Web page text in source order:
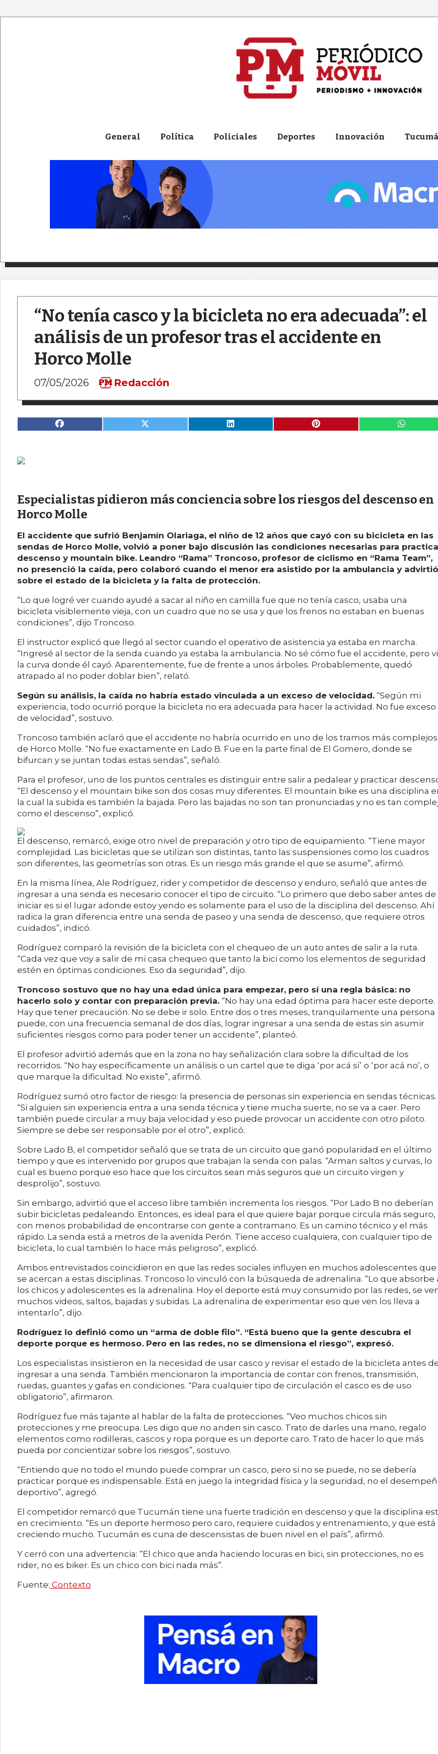
General Política Policiales Deportes Innovación
“No tenía casco y la bicicleta no era adecuada”: el
análisis de un profesor tras el accidente en
Horco Molle
07/05/2026 Redacción
Especialistas pidieron más conciencia sobre los riesgos del descenso en
Horco Molle
El accidente que sufrió Benjamín Olariaga, el niño de 12 años que cayó con su bicicleta en las
sendas de Horco Molle, volvió a poner bajo discusión las condiciones necesarias para
descenso y mountain bike. Leandro “Rama” Troncoso, profesor de ciclismo en “Rama Team”,
no presenció la caída, pero colaboró cuando el menor era asistido por la ambulancia y advirtió
sobre el estado de la bicicleta y la falta de protección.
“Lo que logré ver cuando ayudé a sacar al niño en camilla fue que no tenía casco, usaba una
bicicleta visiblemente vieja, con un cuadro que no se usa y que los frenos no estaban en buenas
condiciones”, dijo Troncoso.
El instructor explicó que llegó al sector cuando el operativo de asistencia ya estaba en marcha.
“Ingresé al sector de la senda cuando ya estaba la ambulancia. No sé cómo fue el accidente, pero vi
la curva donde él cayó. Aparentemente, fue de frente a unos árboles. Probablemente, quedó
atrapado al no poder doblar bien”, relató.
Según su análisis, la caída no habría estado vinculada a un exceso de velocidad. “Según mi
experiencia, todo ocurrió porque la bicicleta no era adecuada para hacer la actividad. No fue exceso
de velocidad”, sostuvo.
Troncoso también aclaró que el accidente no habría ocurrido en uno de los tramos más complejos
de Horco Molle. “No fue exactamente en Lado B. Fue en la parte final de El Gomero, donde se
bifurcan y se juntan todas estas sendas”, señaló.
Para el profesor, uno de los puntos centrales es distinguir entre salir a pedalear y practicar
“El descenso y el mountain bike son dos cosas muy diferentes. El mountain bike es una disciplina
la cual la subida es también la bajada. Pero las bajadas no son tan pronunciadas y no es tan
como el descenso”, explicó.
El descenso, remarcó, exige otro nivel de preparación y otro tipo de equipamiento. “Tiene mayor
complejidad. Las bicicletas que se utilizan son distintas, tanto las suspensiones como los cuadros
son diferentes, las geometrías son otras. Es un riesgo más grande el que se asume”, afirmó.
En la misma línea, Ale Rodríguez, rider y competidor de descenso y enduro, señaló que antes de
ingresar a una senda es necesario conocer el tipo de circuito. “Lo primero que debo saber antes de
iniciar es si el lugar adonde estoy yendo es solamente para el uso de la disciplina del descenso. Ahí
radica la gran diferencia entre una senda de paseo y una senda de descenso, que requiere otros
cuidados”, indicó.
Rodríguez comparó la revisión de la bicicleta con el chequeo de un auto antes de salir a la ruta.
“Cada vez que voy a salir de mi casa chequeo que tanto la bici como los elementos de seguridad
estén en óptimas condiciones. Eso da seguridad”, dijo.
Troncoso sostuvo que no hay una edad única para empezar, pero sí una regla básica: no
hacerlo solo y contar con preparación previa. “No hay una edad óptima para hacer este deporte.
Hay que tener precaución. No se debe ir solo. Entre dos o tres meses, tranquilamente una persona
puede, con una frecuencia semanal de dos días, lograr ingresar a una senda de estas sin asumir
suficientes riesgos como para poder tener un accidente”, planteó.
El profesor advirtió además que en la zona no hay señalización clara sobre la dificultad de los
recorridos. “No hay específicamente un análisis o un cartel que te diga ‘por acá sí’ o ‘por acá no’, o
que marque la dificultad. No existe”, afirmó.
Rodríguez sumó otro factor de riesgo: la presencia de personas sin experiencia en sendas técnicas.
“Si alguien sin experiencia entra a una senda técnica y tiene mucha suerte, no se va a caer. Pero
también puede circular a muy baja velocidad y eso puede provocar un accidente con otro piloto.
Siempre se debe ser responsable por el otro”, explicó.
Sobre Lado B, el competidor señaló que se trata de un circuito que ganó popularidad en el último
tiempo y que es intervenido por grupos que trabajan la senda con palas. “Arman saltos y curvas, lo
cual es bueno porque eso hace que los circuitos sean más seguros que un circuito virgen y
desprolijo”, sostuvo.
Sin embargo, advirtió que el acceso libre también incrementa los riesgos. “Por Lado B no deberían
subir bicicletas pedaleando. Entonces, es ideal para el que quiere bajar porque circula más seguro,
con menos probabilidad de encontrarse con gente a contramano. Es un camino técnico y el más
rápido. La senda está a metros de la avenida Perón. Tiene acceso cualquiera, con cualquier tipo de
bicicleta, lo cual también lo hace más peligroso”, explicó.
Ambos entrevistados coincidieron en que las redes sociales influyen en muchos adolescentes que
se acercan a estas disciplinas. Troncoso lo vinculó con la búsqueda de adrenalina. “Lo que absorbe
los chicos y adolescentes es la adrenalina. Hoy el deporte está muy consumido por las redes, se
muchos videos, saltos, bajadas y subidas. La adrenalina de experimentar eso que ven los lleva a
intentarlo”, dijo.
Rodríguez lo definió como un “arma de doble filo”. “Está bueno que la gente descubra el
deporte porque es hermoso. Pero en las redes, no se dimensiona el riesgo”, expresó.
Los especialistas insistieron en la necesidad de usar casco y revisar el estado de la bicicleta antes
ingresar a una senda. También mencionaron la importancia de contar con frenos, transmisión,
ruedas, guantes y gafas en condiciones. “Para cualquier tipo de circulación el casco es de uso
obligatorio”, afirmaron.
Rodríguez fue más tajante al hablar de la falta de protecciones. “Veo muchos chicos sin
protecciones y me preocupa. Les digo que no anden sin casco. Trato de darles una mano, regalo
elementos como rodilleras, cascos y ropa porque es un deporte caro. Trato de hacer lo que más
pueda por concientizar sobre los riesgos”, sostuvo.
“Entiendo que no todo el mundo puede comprar un casco, pero si no se puede, no se debería
practicar porque es indispensable. Está en juego la integridad física y la seguridad, no el
deportivo”, agregó.
El competidor remarcó que Tucumán tiene una fuerte tradición en descenso y que la disciplina
en crecimiento. “Es un deporte hermoso pero caro, requiere cuidados y entrenamiento, y que está
creciendo mucho. Tucumán es cuna de descensistas de buen nivel en el país”, afirmó.
Y cerró con una advertencia: “El chico que anda haciendo locuras en bici, sin protecciones, no es
rider, no es biker. Es un chico con bici nada más”.
Fuente: Contexto